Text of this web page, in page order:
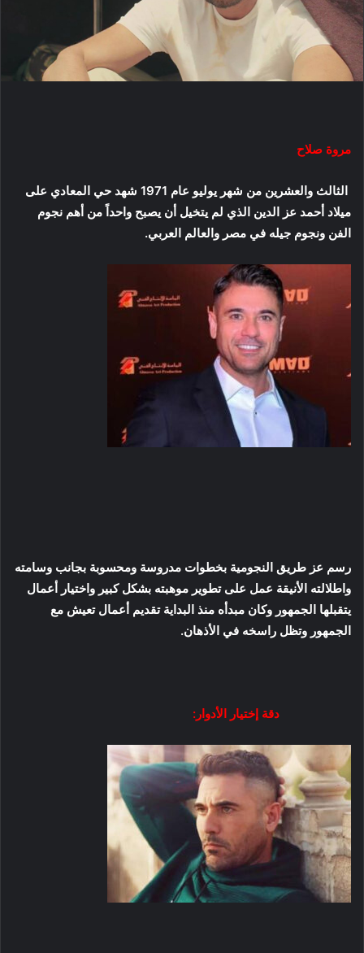
مروة صلاح
الثالث والعشرين من شهر يوليو عام 1971 شهد حي المعادي على
ميلاد أحمد عز الدين الذي لم يتخيل أن يصبح واحداً من أهم نجوم
الفن ونجوم جيله في مصر والعالم العربي.
رسم عز طريق النجومية بخطوات مدروسة ومحسوبة بجانب وسامته
واطلالته الأنيقة عمل على تطوير موهبته بشكل كبير واختيار أعمال
يتقبلها الجمهور وكان مبدأه منذ البداية تقديم أعمال تعيش مع
الجمهور وتظل راسخه في الأذهان.
دقة إختيار الأدوار: